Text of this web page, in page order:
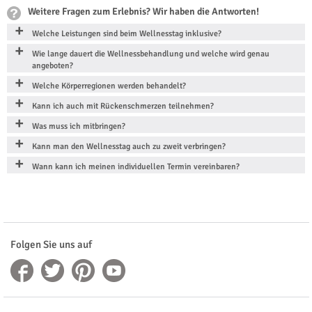
Weitere Fragen zum Erlebnis? Wir haben die Antworten!
Welche Leistungen sind beim Wellnesstag inklusive?
Wie lange dauert die Wellnessbehandlung und welche wird genau
angeboten?
Welche Körperregionen werden behandelt?
Kann ich auch mit Rückenschmerzen teilnehmen?
Was muss ich mitbringen?
Kann man den Wellnesstag auch zu zweit verbringen?
Wann kann ich meinen individuellen Termin vereinbaren?
Folgen Sie uns auf